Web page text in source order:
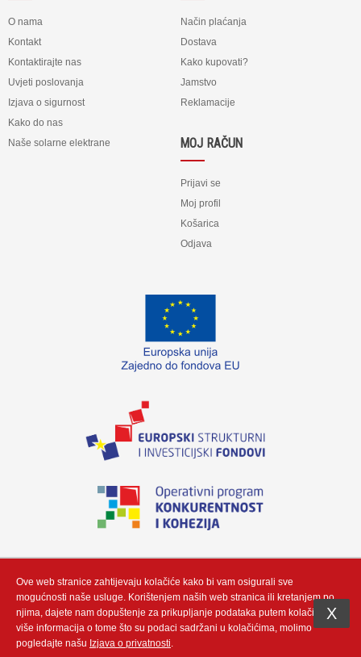
O nama
Kontakt
Kontaktirajte nas
Uvjeti poslovanja
Izjava o sigurnost
Kako do nas
Naše solarne elektrane
Način plaćanja
Dostava
Kako kupovati?
Jamstvo
Reklamacije
MOJ RAČUN
Prijavi se
Moj profil
Košarica
Odjava
„Izradu internetske stranice sufinancirala je Europska unija iz Europskog fonda
Neutrino Tau d.o.o“
Copyright (c) by Neutrino Tau d.o.o - Integracija i prilagodba byGauss
Development
Ove web stranice zahtijevaju kolačiće kako bi vam osigurali sve
mogućnosti naše usluge. Korištenjem naših web stranica ili kretanjem po
njima, dajete nam dopuštenje za prikupljanje podataka putem kolačić. Za
više informacija o tome što su podaci sadržani u kolačićima, molimo
pogledajte našu Izjava o privatnosti.
X